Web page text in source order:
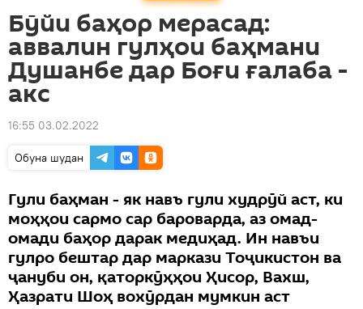
Бӯйи баҳор мерасад:
аввалин гулҳои баҳмани
Душанбе дар Боғи ғалаба -
акс
16:55 03.02.2022
Обуна шудан
Гули баҳман - як навъ гули худрӯй аст, ки
моҳҳои сармо сар бароварда, аз омад-
омади баҳор дарак медиҳад. Ин навъи
гулро бештар дар маркази Тоҷикистон ва
ҷануби он, қаторкӯҳҳои Ҳисор, Вахш,
Ҳазрати Шоҳ вохӯрдан мумкин аст